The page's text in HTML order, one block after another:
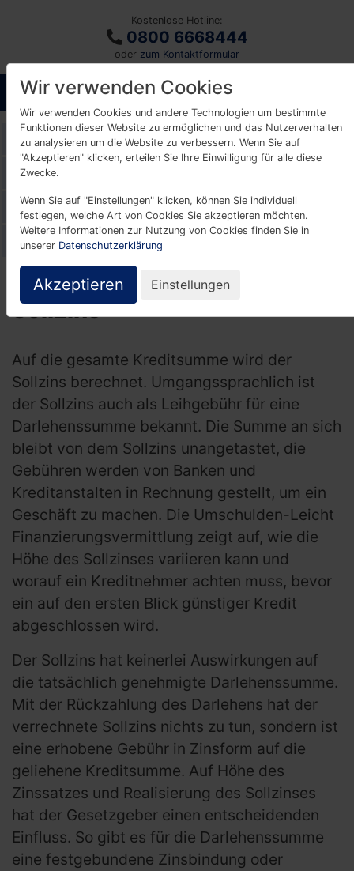
Kostenlose Hotline:
0800 6668444
oder zum Kontaktformular
Glossar
A
B
L
M N O P R S T U
W
Z
Sollzins
Auf die gesamte Kreditsumme wird der
Sollzins berechnet. Umgangssprachlich ist
der Sollzins auch als Leihgebühr für eine
Darlehenssumme bekannt. Die Summe an sich
bleibt von dem Sollzins unangetastet, die
Gebühren werden von Banken und
Kreditanstalten in Rechnung gestellt, um ein
Geschäft zu machen. Die Umschulden-Leicht
Finanzierungsvermittlung zeigt auf, wie die
Höhe des Sollzinses variieren kann und
worauf ein Kreditnehmer achten muss, bevor
ein auf den ersten Blick günstiger Kredit
abgeschlossen wird.
Der Sollzins hat keinerlei Auswirkungen auf
die tatsächlich genehmigte Darlehenssumme.
Mit der Rückzahlung des Darlehens hat der
verrechnete Sollzins nichts zu tun, sondern ist
eine erhobene Gebühr in Zinsform auf die
geliehene Kreditsumme. Auf Höhe des
Zinssatzes und Realisierung des Sollzinses
hat der Gesetzgeber einen entscheidenden
Einfluss. So gibt es für die Darlehenssumme
eine festgebundene Zinsbindung oder
Wir verwenden Cookies
Wir verwenden Cookies und andere Technologien um bestimmte
Funktionen dieser Website zu ermöglichen und das Nutzerverhalten
zu analysieren um die Website zu verbessern. Wenn Sie auf
"Akzeptieren" klicken, erteilen Sie Ihre Einwilligung für alle diese
Zwecke.
Wenn Sie auf "Einstellungen" klicken, können Sie individuell
festlegen, welche Art von Cookies Sie akzeptieren möchten.
Weitere Informationen zur Nutzung von Cookies finden Sie in
unserer Datenschutzerklärung
Akzeptieren Einstellungen